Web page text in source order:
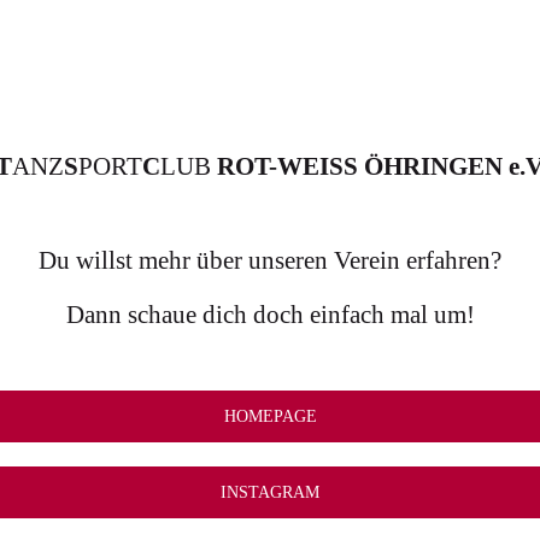
ANZSPORTCLUB ROT-WEISS ÖHRINGEN
Du willst mehr über unseren Verein erfahren?
Dann schaue dich doch einfach mal um!
HOMEPAGE
INSTAGRAM